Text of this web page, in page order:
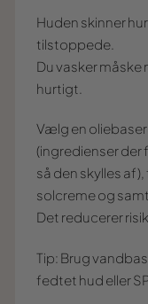
Huden skinner
tilstoppede.
Du vasker måske
hurtigt.
Vælg en
(ingredienser der
så den skylles
solcreme og
Det reducerer
Tip: Brug
fedtet hud eller